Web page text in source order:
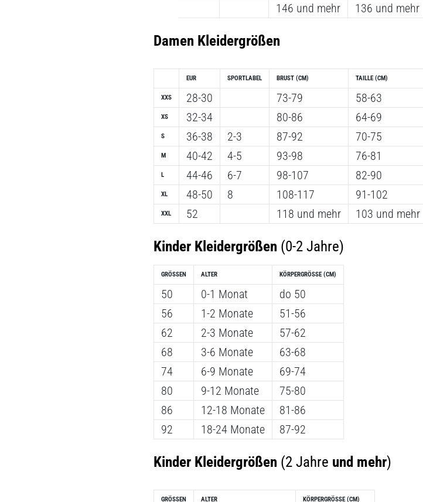
146 und mehr
136 und mehr
Damen Kleidergrößen
XXS
XS
S
M
L
XL
XXL
EUR
28-30
32-34
36-38
40-42
44-46
48-50
52
SPORTLABEL
2-3
4-5
6-7
8
BRUST (CM)
73-79
80-86
87-92
93-98
98-107
108-117
118 und mehr
TAILLE(CM)
58-63
64-69
70-75
76-81
82-90
91-102
103 und mehr
Kinder Kleidergrößen (0-2 Jahre)
GRÖSSEN
50
56
62
68
74
80
86
92
ALTER
0-1 Monat
1-2 Monate
2-3 Monate
3-6 Monate
6-9 Monate
9-12 Monate
12-18 Monate
18-24 Monate
KÖRPERGRÖSSE (CM)
do 50
51-56
57-62
63-68
69-74
75-80
81-86
87-92
Kinder Kleidergrößen (2 Jahre und mehr)
GRÖSSEN ALTER KÖRPERGRÖSSE (CM)